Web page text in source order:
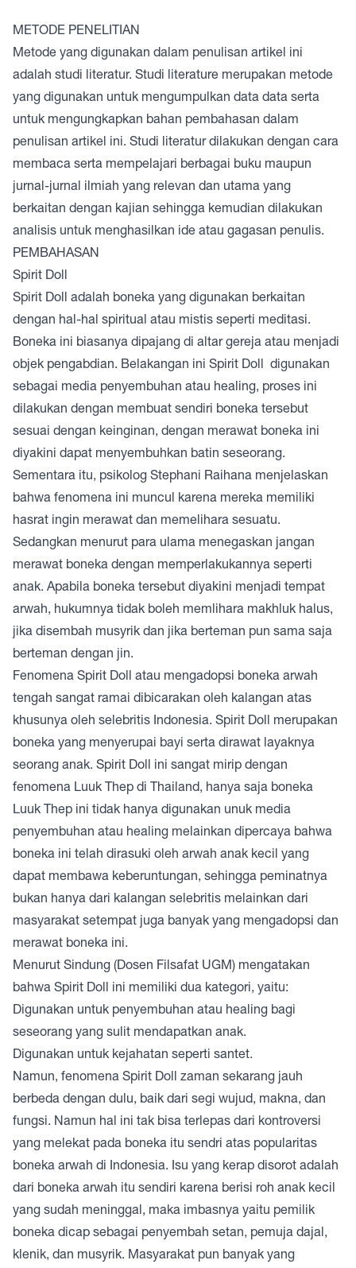
METODE PENELITIAN
Metode yang digunakan dalam penulisan artikel ini
adalah studi literatur. Studi literature merupakan metode
yang digunakan untuk mengumpulkan data data serta
untuk mengungkapkan bahan pembahasan dalam
penulisan artikel ini. Studi literatur dilakukan dengan cara
membaca serta mempelajari berbagai buku maupun
jurnal-jurnal ilmiah yang relevan dan utama yang
berkaitan dengan kajian sehingga kemudian dilakukan
analisis untuk menghasilkan ide atau gagasan penulis.
PEMBAHASAN
Spirit Doll
Spirit Doll adalah boneka yang digunakan berkaitan
dengan hal-hal spiritual atau mistis seperti meditasi.
Boneka ini biasanya dipajang di altar gereja atau menjadi
objek pengabdian. Belakangan ini Spirit Doll digunakan
sebagai media penyembuhan atau healing, proses ini
dilakukan dengan membuat sendiri boneka tersebut
sesuai dengan keinginan, dengan merawat boneka ini
diyakini dapat menyembuhkan batin seseorang.
Sementara itu, psikolog Stephani Raihana menjelaskan
bahwa fenomena ini muncul karena mereka memiliki
hasrat ingin merawat dan memelihara sesuatu.
Sedangkan menurut para ulama menegaskan jangan
merawat boneka dengan memperlakukannya seperti
anak. Apabila boneka tersebut diyakini menjadi tempat
arwah, hukumnya tidak boleh memlihara makhluk halus,
jika disembah musyrik dan jika berteman pun sama saja
berteman dengan jin.
Fenomena Spirit Doll atau mengadopsi boneka arwah
tengah sangat ramai dibicarakan oleh kalangan atas
khusunya oleh selebritis Indonesia. Spirit Doll merupakan
boneka yang menyerupai bayi serta dirawat layaknya
seorang anak. Spirit Doll ini sangat mirip dengan
fenomena Luuk Thep di Thailand, hanya saja boneka
Luuk Thep ini tidak hanya digunakan unuk media
penyembuhan atau healing melainkan dipercaya bahwa
boneka ini telah dirasuki oleh arwah anak kecil yang
dapat membawa keberuntungan, sehingga peminatnya
bukan hanya dari kalangan selebritis melainkan dari
masyarakat setempat juga banyak yang mengadopsi dan
merawat boneka ini.
Menurut Sindung (Dosen Filsafat UGM) mengatakan
bahwa Spirit Doll ini memiliki dua kategori, yaitu:
Digunakan untuk penyembuhan atau healing bagi
seseorang yang sulit mendapatkan anak.
Digunakan untuk kejahatan seperti santet.
Namun, fenomena Spirit Doll zaman sekarang jauh
berbeda dengan dulu, baik dari segi wujud, makna, dan
fungsi. Namun hal ini tak bisa terlepas dari kontroversi
yang melekat pada boneka itu sendri atas popularitas
boneka arwah di Indonesia. Isu yang kerap disorot adalah
dari boneka arwah itu sendiri karena berisi roh anak kecil
yang sudah meninggal, maka imbasnya yaitu pemilik
boneka dicap sebagai penyembah setan, pemuja dajal,
klenik, dan musyrik. Masyarakat pun banyak yang